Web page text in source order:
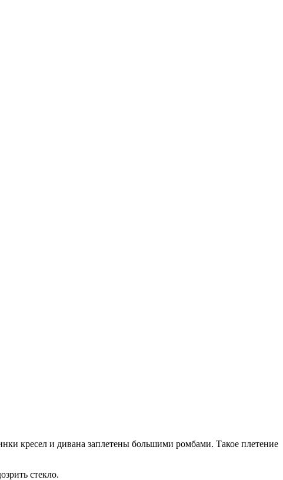
кресел и дивана заплетены большими ромбами. Такое плетение
стекло.